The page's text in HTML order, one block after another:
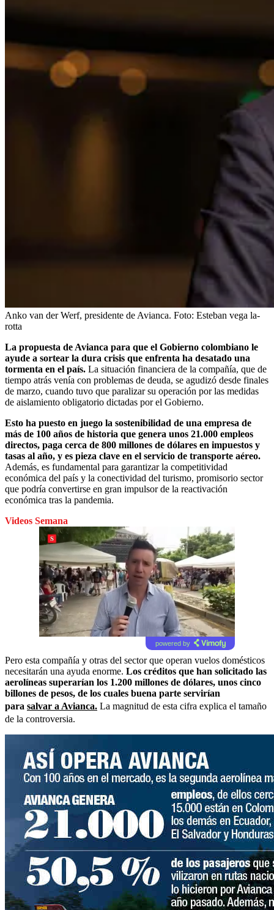
Anko van der Werf, presidente de Avianca. Foto: Esteban vega la-
rotta
La propuesta de Avianca para que el Gobierno colombiano le
ayude a sortear la dura crisis que enfrenta ha desatado una
tormenta en el país. La situación financiera de la compañía, que de
tiempo atrás venía con problemas de deuda, se agudizó desde finales
de marzo, cuando tuvo que paralizar su operación por las medidas
de aislamiento obligatorio dictadas por el Gobierno.
Esto ha puesto en juego la sostenibilidad de una empresa de
más de 100 años de historia que genera unos 21.000 empleos
directos, paga cerca de 800 millones de dólares en impuestos y
tasas al año, y es pieza clave en el servicio de transporte aéreo.
Además, es fundamental para garantizar la competitividad
económica del país y la conectividad del turismo, promisorio sector
que podría convertirse en gran impulsor de la reactivación
económica tras la pandemia.
Videos Semana
powered by
Pero esta compañía y otras del sector que operan vuelos domésticos
necesitarán una ayuda enorme. Los créditos que han solicitado las
aerolíneas superarían los 1.200 millones de dólares, unos cinco
billones de pesos, de los cuales buena parte servirían
para salvar a Avianca. La magnitud de esta cifra explica el tamaño
de la controversia.